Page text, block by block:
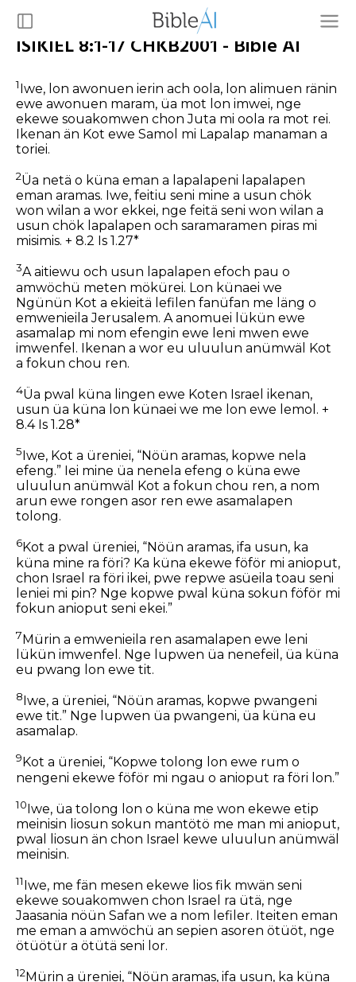
ISIKIEL 8:1-17 CHKB2001 - Bible AI
1Iwe, lon awonuen ierin ach oola, lon alimuen ränin
ewe awonuen maram, üa mot lon imwei, nge
ekewe souakomwen chon Juta mi oola ra mot rei.
Ikenan än Kot ewe Samol mi Lapalap manaman a
toriei.
2Üa netä o küna eman a lapalapeni lapalapen
eman aramas. Iwe, feitiu seni mine a usun chök
won wilan a wor ekkei, nge feitä seni won wilan a
usun chök lapalapen och saramaramen piras mi
misimis. + 8.2 Is 1.27*
3A aitiewu och usun lapalapen efoch pau o
amwöchü meten mökürei. Lon künaei we
Ngünün Kot a ekieitä lefilen fanüfan me läng o
emwenieila Jerusalem. A anomuei lükün ewe
asamalap mi nom efengin ewe leni mwen ewe
imwenfel. Ikenan a wor eu uluulun anümwäl Kot
a fokun chou ren.
4Üa pwal küna lingen ewe Koten Israel ikenan,
usun üa küna lon künaei we me lon ewe lemol. +
8.4 Is 1.28*
5 Iwe, Kot a üreniei, “Nöün aramas, kopwe nela
efeng.” Iei mine üa nenela efeng o küna ewe
uluulun anümwäl Kot a fokun chou ren, a nom
arun ewe rongen asor ren ewe asamalapen
tolong.
6Kot a pwal üreniei, “Nöün aramas, ifa usun, ka
küna mine ra föri? Ka küna ekewe föför mi anioput,
chon Israel ra föri ikei, pwe repwe asüeila toau seni
leniei mi pin? Nge kopwe pwal küna sokun föför mi
fokun anioput seni ekei.”
7Mürin a emwenieila ren asamalapen ewe leni
lükün imwenfel. Nge lupwen üa nenefeil, üa küna
eu pwang lon ewe tit.
8 Iwe, a üreniei, “Nöün aramas, kopwe pwangeni
ewe tit.” Nge lupwen üa pwangeni, üa küna eu
asamalap.
9 Kot a üreniei, “Kopwe tolong lon ewe rum o
nengeni ekewe föför mi ngau o anioput ra föri lon.”
10Iwe, üa tolong lon o küna me won ekewe etip
meinisin liosun sokun mantötö me man mi anioput,
pwal liosun än chon Israel kewe uluulun anümwäl
meinisin.
11 Iwe, me fän mesen ekewe lios fik mwän seni
ekewe souakomwen chon Israel ra ütä, nge
Jaasania nöün Safan we a nom lefiler. Iteiten eman
me eman a amwöchü an sepien asoren ötüöt, nge
ötüötür a ötütä seni lor.
12Mürin a üreniei, “Nöün aramas, ifa usun, ka küna